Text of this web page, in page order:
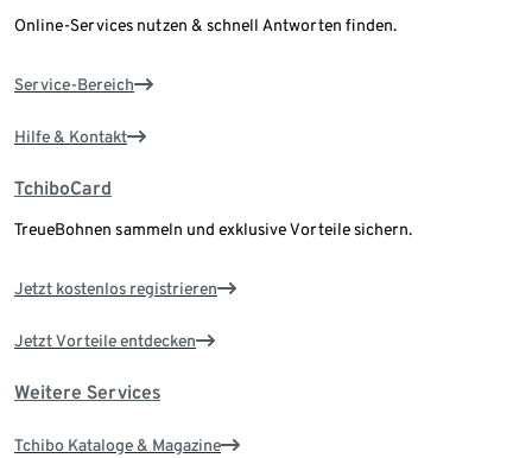
Online-Services nutzen & schnell Antworten finden.
Service-Bereich
Hilfe & Kontakt
TchiboCard
TreueBohnen sammeln und exklusive Vorteile sichern.
Jetzt kostenlos registrieren
Jetzt Vorteile entdecken
Weitere Services
Tchibo Kataloge & Magazine